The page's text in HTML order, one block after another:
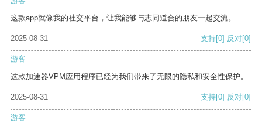
这款app就像我的社交平台，让我能够与志同道合的朋友一起交流。
2025-08-31 支持[0] 反对[0]
游客
这款加速器VPM应用程序已经为我们带来了无限的隐私和安全性保护。
2025-08-31 支持[0] 反对[0]
游客